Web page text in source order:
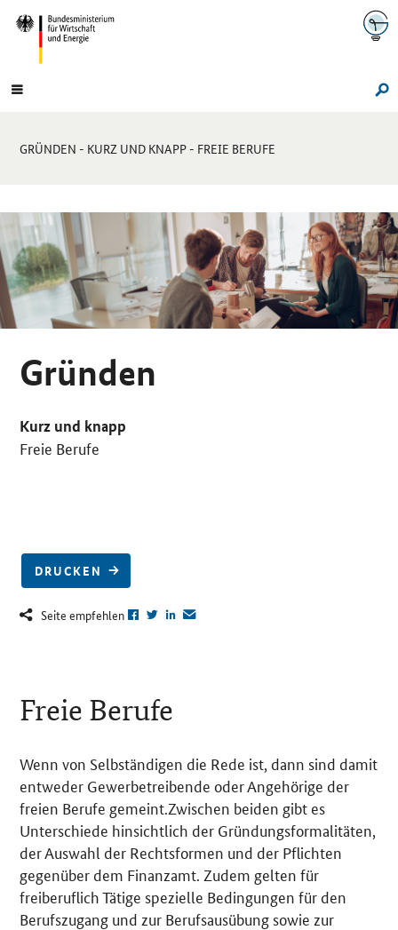
Navigation
Hauptmenü
Sie
GRÜNDEN - KURZ UND KNAPP - FREIE BERUFE
Sprungmarken-
Navigation
Gründen
Kurz und knapp
Freie Berufe
DRUCKEN
Seite empfehlen
Freie Berufe
Wenn von Selbständigen die Rede ist, dann sind damit
entweder Gewerbetreibende oder Angehörige der
freien Berufe gemeint.Zwischen beiden gibt es
Unterschiede hinsichtlich der Gründungsformalitäten,
der Auswahl der Rechtsformen und der Pflichten
gegenüber dem Finanzamt. Zudem gelten für
freiberuflich Tätige spezielle Bedingungen für den
Berufszugang und zur Berufsausübung sowie zur